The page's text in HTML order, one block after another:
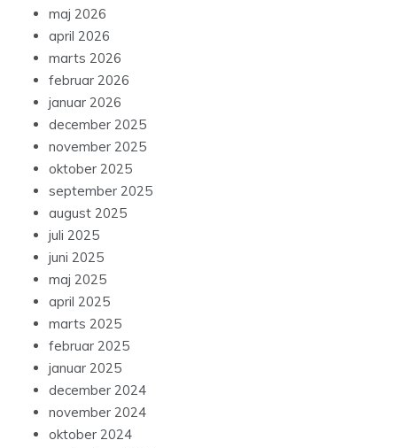
maj 2026
april 2026
marts 2026
februar 2026
januar 2026
december 2025
november 2025
oktober 2025
september 2025
august 2025
juli 2025
juni 2025
maj 2025
april 2025
marts 2025
februar 2025
januar 2025
december 2024
november 2024
oktober 2024